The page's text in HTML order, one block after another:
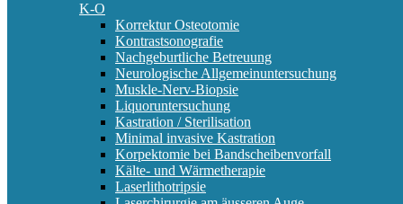
K-O
Korrektur Osteotomie
Kontrastsonografie
Nachgeburtliche Betreuung
Neurologische Allgemeinuntersuchung
Muskle-Nerv-Biopsie
Liquoruntersuchung
Kastration / Sterilisation
Minimal invasive Kastration
Korpektomie bei Bandscheibenvorfall
Kälte- und Wärmetherapie
Laserlithotripsie